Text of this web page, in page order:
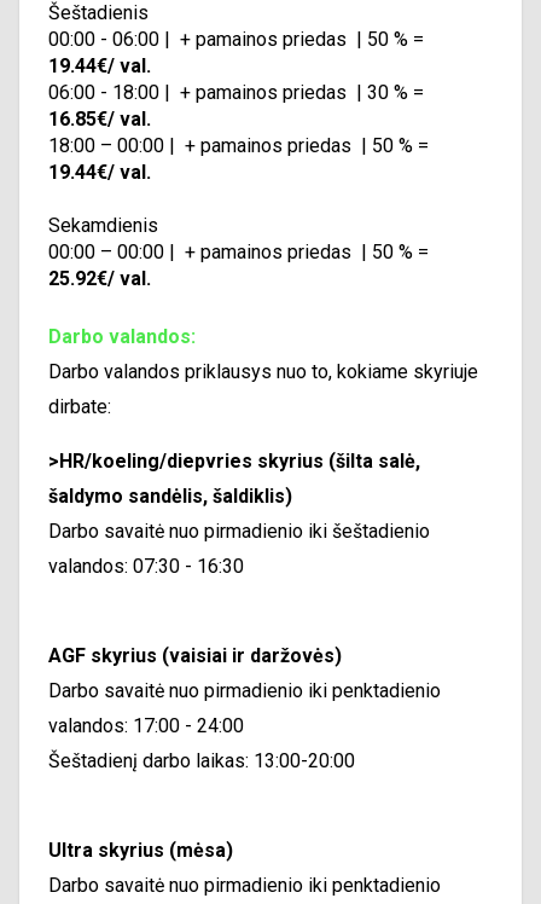
Šeštadienis
00:00 - 06:00 | + pamainos priedas | 50 % =
19.44€/ val.
06:00 - 18:00 | + pamainos priedas | 30 % =
16.85€/ val.
18:00 – 00:00 | + pamainos priedas | 50 % =
19.44€/ val.
Sekamdienis
00:00 – 00:00 | + pamainos priedas | 50 % =
25.92€/ val.
Darbo valandos:
Darbo valandos priklausys nuo to, kokiame skyriuje
dirbate:
>HR/koeling/diepvries skyrius (šilta salė,
šaldymo sandėlis, šaldiklis)
Darbo savaitė nuo pirmadienio iki šeštadienio
valandos: 07:30 - 16:30
AGF skyrius (vaisiai ir daržovės)
Darbo savaitė nuo pirmadienio iki penktadienio
valandos: 17:00 - 24:00
Šeštadienį darbo laikas: 13:00-20:00
Ultra skyrius (mėsa)
Darbo savaitė nuo pirmadienio iki penktadienio